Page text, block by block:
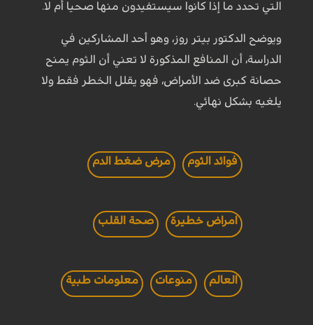
التي تحدد ما إذا كانوا سيستفيدون منها صحيا أم لا.
ويوضح الدكتور بيتر روز، وهو أحد المشاركين في
الدراسة، أن المنافع المذكورة لا تعني أن الثوم يمنح
حصانة كبرى ضد الأمراض، فهو يقلل الخطر فقط ولا
يلغيه بشكل نهائي.
فوائد الثوم مرض ضغط الدم
امراض خطيرة صحة القلب
العالم منوعات معلومات طبية